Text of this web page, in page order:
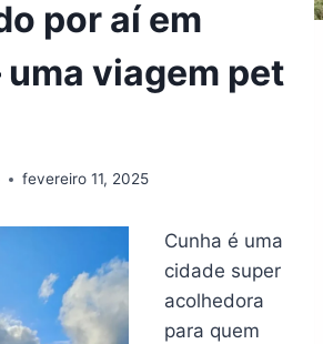
por aí em
uma viagem pet
fevereiro 11, 2025
Cunha é uma
cidade super
acolhedora
para quem